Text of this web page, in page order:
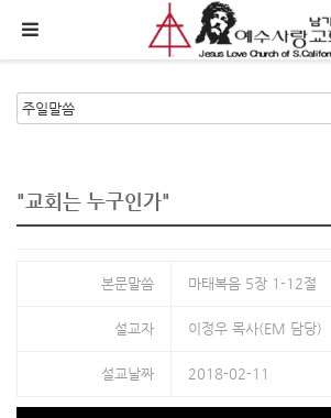
메뉴 건너뛰기
"교회는 누구인가"
본문말씀 마태복음 5장 1-12절
설교자 이정우 목사(EM 담당)
설교날짜 2018-02-11